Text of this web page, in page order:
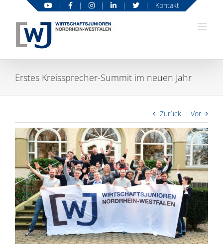
springen
| | | | | Kontakt
Erstes Kreissprecher-Summit im neuen Jahr
Zurück
Vor
Zeige
grösseres